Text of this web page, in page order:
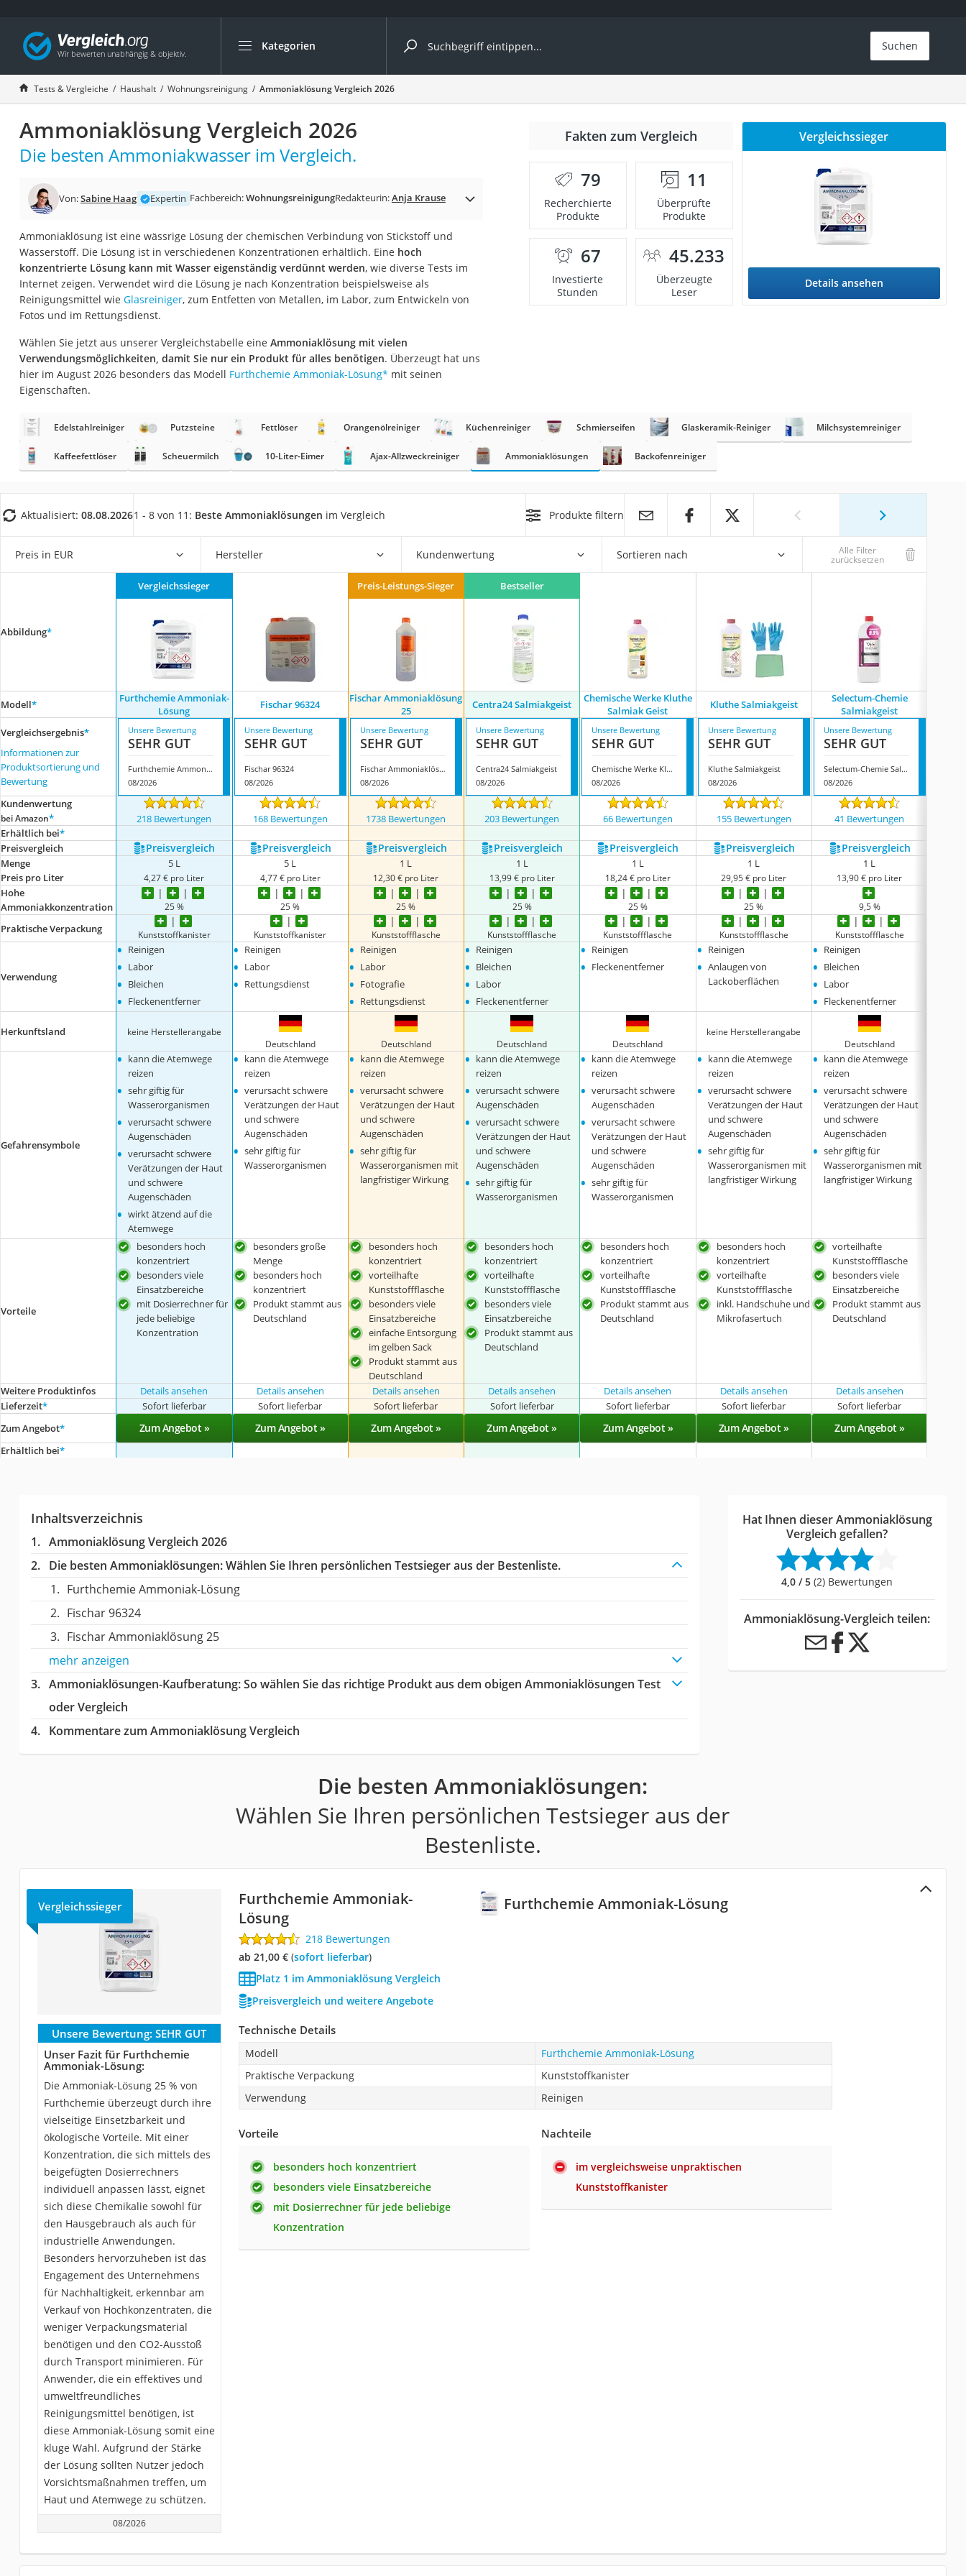
Kategorien
Die beliebtesten Vergleiche nach Kategorie
Haushalt
Wassersprudler
Zentralstaubsauger
Brotbackautomat
Wäschespinne
Spülmaschinentabs
Akku-Staubsauger
Eierkocher
AEG-Waschmaschine
Handstaubsauger
Milchaufschäumer
Reiskocher
Heißwasserspender
Tierhaarstaubsauger
Nespresso-Maschine
Service
Suchen
Tests & Vergleiche Haushalt Wohnungsreinigung Ammoniaklösung Vergleich 2026
Ammoniaklösung Vergleich 2026
Die besten Ammoniakwasser im Vergleich.
Von:Sabine Haag Expertin Fachbereich:WohnungsreinigungRedakteurin:Anja Krause
Ammoniaklösung ist eine wässrige Lösung der chemischen Verbindung von Stickstoff und
Wasserstoff. Die Lösung ist in verschiedenen Konzentrationen erhältlich. Eine hoch
konzentrierte Lösung kann mit Wasser eigenständig verdünnt werden, wie diverse Tests im
Internet zeigen. Verwendet wird die Lösung je nach Konzentration beispielsweise als
Reinigungsmittel wie Glasreiniger, zum Entfetten von Metallen, im Labor, zum Entwickeln von
Fotos und im Rettungsdienst.
Wählen Sie jetzt aus unserer Vergleichstabelle eine Ammoniaklösung mit vielen
Verwendungsmöglichkeiten, damit Sie nur ein Produkt für alles benötigen. Überzeugt hat uns
hier im August 2026 besonders das Modell Furthchemie Ammoniak-Lösung* mit seinen
Eigenschaften.
Fakten zum Vergleich
79
Recherchierte
Produkte
11
Überprüfte
Produkte
67
Investierte
Stunden
45.233
Überzeugte
Leser
Vergleichssieger
Details ansehen
Edelstahlreiniger Putzsteine Fettlöser Orangenölreiniger Küchenreiniger Schmierseifen Glaskeramik-Reiniger Milchsystemreiniger
Kaffeefettlöser Scheuermilch 10-Liter-Eimer Ajax-Allzweckreiniger Ammoniaklösungen Backofenreiniger
Aktualisiert: 08.08.20261 - 8 von 11: Beste Ammoniaklösungen im Vergleich Produkte filtern
Preis in EUR Hersteller Kundenwertung Sortieren nach Alle Filter
zurücksetzen
Abbildung*
Vergleichssieger Preis-Leistungs-Sieger Bestseller
Modell*
Furthchemie Ammoniak-
Lösung
Fischar 96324
Fischar Ammoniaklösung
25
Centra24 Salmiakgeist
‎Chemische Werke Kluthe
Salmiak Geist
Kluthe Salmiakgeist
Selectum-Chemie
Salmiakgeist
Vergleichsergebnis*
Informationen zur
Produktsortierung und
Bewertung
Unsere Bewertung
SEHR GUT
Furthchemie Ammoniak-Lösung
08/2026
Unsere Bewertung
SEHR GUT
Fischar 96324
08/2026
Unsere Bewertung
SEHR GUT
Fischar Ammoniaklösung 25
08/2026
Unsere Bewertung
SEHR GUT
Centra24 Salmiakgeist
08/2026
Unsere Bewertung
SEHR GUT
‎Chemische Werke Kluthe Salmiak Geist
08/2026
Unsere Bewertung
SEHR GUT
Kluthe Salmiakgeist
08/2026
Unsere Bewertung
SEHR GUT
Selectum-Chemie Salmiakgeist
08/2026
Kundenwertung
bei Amazon* 218 Bewertungen 168 Bewertungen 1738 Bewertungen 203 Bewertungen 66 Bewertungen 155 Bewertungen 41 Bewertungen
Erhältlich bei*
Preis­vergleich
Preis­vergleich Preis­vergleich Preis­vergleich Preis­vergleich Preis­vergleich Preis­vergleich Preis­vergleich
Menge
Preis pro Liter
5 L
4,27 € pro Liter
5 L
4,77 € pro Liter
1 L
12,30 € pro Liter
1 L
13,99 € pro Liter
1 L
18,24 € pro Liter
1 L
29,95 € pro Liter
1 L
13,90 € pro Liter
Hohe
Ammoniakkonzentration
25 % 25 % 25 % 25 % 25 % 25 % 9,5 %
Praktische Verpackung Kunststoffkanister Kunststoffkanister Kunststoffflasche Kunststoffflasche Kunststoffflasche Kunststoffflasche Kunststoffflasche
Verwendung
• Reinigen
• Labor
• Bleichen
• Fleckenentferner
• Reinigen
• Labor
• Rettungsdienst
• Reinigen
• Labor
• Fotografie
• Rettungsdienst
• Reinigen
• Bleichen
• Labor
• Fleckenentferner
• Reinigen
• Fleckenentferner
• Reinigen
• Anlaugen von
Lackoberflächen
• Reinigen
• Bleichen
• Labor
• Fleckenentferner
Herkunftsland
keine Herstellerangabe
Deutschland
Deutschland Deutschland Deutschland
keine Herstellerangabe
Deutschland
Gefahrensymbole
• kann die Atemwege
reizen
• sehr giftig für
Wasserorganismen
• verursacht schwere
Augenschäden
• verursacht schwere
Verätzungen der Haut
und schwere
Augenschäden
• wirkt ätzend auf die
Atemwege
• kann die Atemwege
reizen
• verursacht schwere
Verätzungen der Haut
und schwere
Augenschäden
• sehr giftig für
Wasserorganismen
• kann die Atemwege
reizen
• verursacht schwere
Verätzungen der Haut
und schwere
Augenschäden
• sehr giftig für
Wasserorganismen mit
langfristiger Wirkung
• kann die Atemwege
reizen
• verursacht schwere
Augenschäden
• verursacht schwere
Verätzungen der Haut
und schwere
Augenschäden
• sehr giftig für
Wasserorganismen
• kann die Atemwege
reizen
• verursacht schwere
Augenschäden
• verursacht schwere
Verätzungen der Haut
und schwere
Augenschäden
• sehr giftig für
Wasserorganismen
• kann die Atemwege
reizen
• verursacht schwere
Verätzungen der Haut
und schwere
Augenschäden
• sehr giftig für
Wasserorganismen mit
langfristiger Wirkung
• kann die Atemwege
reizen
• verursacht schwere
Verätzungen der Haut
und schwere
Augenschäden
• sehr giftig für
Wasserorganismen mit
langfristiger Wirkung
Vorteile
besonders hoch
konzentriert
besonders viele
Einsatzbereiche
mit Dosierrechner für
jede beliebige
Konzentration
besonders große
Menge
besonders hoch
konzentriert
Produkt stammt aus
Deutschland
besonders hoch
konzentriert
vorteilhafte
Kunststoffflasche
besonders viele
Einsatzbereiche
einfache Entsorgung
im gelben Sack
Produkt stammt aus
Deutschland
besonders hoch
konzentriert
vorteilhafte
Kunststoffflasche
besonders viele
Einsatzbereiche
Produkt stammt aus
Deutschland
besonders hoch
konzentriert
vorteilhafte
Kunststoffflasche
Produkt stammt aus
Deutschland
besonders hoch
konzentriert
vorteilhafte
Kunststoffflasche
inkl. Handschuhe und
Mikrofasertuch
vorteilhafte
Kunststoffflasche
besonders viele
Einsatzbereiche
Produkt stammt aus
Deutschland
Weitere Produktinfos Details ansehen Details ansehen Details ansehen Details ansehen Details ansehen Details ansehen
Details ansehen
Lieferzeit* Sofort lieferbar Sofort lieferbar Sofort lieferbar Sofort lieferbar Sofort lieferbar Sofort lieferbar Sofort lieferbar
Zum Angebot* Zum Angebot » Zum Angebot » Zum Angebot » Zum Angebot » Zum Angebot » Zum Angebot » Zum Angebot »
Erhältlich bei*
Inhaltsverzeichnis
Ammoniaklösung Vergleich 2026
Die besten Ammoniaklösungen:Wählen Sie Ihren persönlichen Testsieger aus der Bestenliste.
Furthchemie Ammoniak-Lösung
Fischar 96324
Fischar Ammoniaklösung 25
mehr anzeigen
Ammoniaklösungen-Kaufberatung: So wählen Sie das richtige Produkt aus dem obigen Ammoniaklösungen Test
oder Vergleich
Kommentare zum Ammoniaklösung Vergleich
Hat Ihnen dieser Ammoniaklösung
Vergleich gefallen?
4,0 / 5 (2) Bewertungen
Ammoniaklösung-Vergleich teilen:
Die besten Ammoniaklösungen:
Wählen Sie Ihren persönlichen Testsieger aus der
Bestenliste.
Furthchemie Ammoniak-Lösung
Vergleichssieger
Furthchemie Ammoniak-
Lösung
218 Bewertungen
ab 21,00 €( Sofort lieferbar)
Platz 1 im Ammoniaklösung Vergleich
Preisvergleich und weitere Angebote
Unsere Bewertung: SEHR GUT
Unser Fazit für Furthchemie
Ammoniak-Lösung:
Die Ammoniak-Lösung 25 % von
Furthchemie überzeugt durch ihre
vielseitige Einsetzbarkeit und
ökologische Vorteile. Mit einer
Konzentration, die sich mittels des
beigefügten Dosierrechners
individuell anpassen lässt, eignet
sich diese Chemikalie sowohl für
den Hausgebrauch als auch für
industrielle Anwendungen.
Besonders hervorzuheben ist das
Engagement des Unternehmens
für Nachhaltigkeit, erkennbar am
Verkauf von Hochkonzentraten, die
weniger Verpackungsmaterial
benötigen und den CO2-Ausstoß
durch Transport minimieren. Für
Anwender, die ein effektives und
umweltfreundliches
Reinigungsmittel benötigen, ist
diese Ammoniak-Lösung somit eine
kluge Wahl. Aufgrund der Stärke
der Lösung sollten Nutzer jedoch
Vorsichtsmaßnahmen treffen, um
Haut und Atemwege zu schützen.
08/2026
Technische Details
Modell
Furthchemie Ammoniak-Lösung
Praktische Verpackung
Kunststoffkanister
Verwendung
Reinigen
Vorteile
besonders hoch konzentriert
besonders viele Einsatzbereiche
mit Dosierrechner für jede beliebige
Konzentration
Nachteile
im vergleichsweise unpraktischen
Kunststoffkanister